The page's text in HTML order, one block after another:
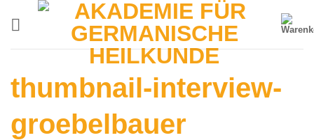
thumbnail-interview-
groebelbauer